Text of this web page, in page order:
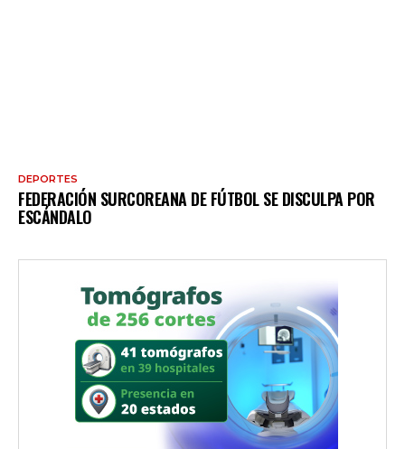
DEPORTES
FEDERACIÓN SURCOREANA DE FÚTBOL SE DISCULPA POR
ESCÁNDALO